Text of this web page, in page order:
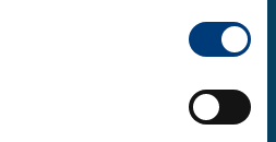
della Regione Autonoma